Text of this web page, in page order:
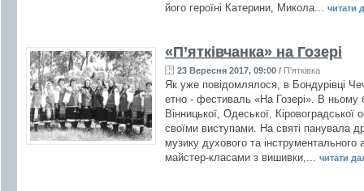
його героїні Катерини, Микола...
читати
«П’ятківчанка» на Гозері
23 Вересня 2017, 09:00 / П'ятківка
Як уже повідомлялося, в Бондурівці
етно - фестиваль «На Гозері». В ньому
Вінницької, Одеської,
своїми виступами. На святі панувала
музику духового та
майстер-класами з вишивки,...
читати